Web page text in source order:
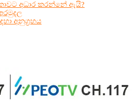
අධාර කරන්නේ ඇයි?
අනුග්‍රහය